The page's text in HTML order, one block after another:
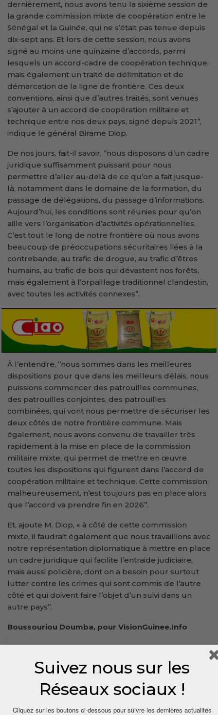
dernièrement, nous avons tenu la sixième session de
la grande commission mixte de coopération entre le
Sénégal et la Guinée, qui ne s’était pas tenue depuis
dix-sept ans. Et lors de cette session, nous avons
signé au moins une quinzaine d’accords, parmi
lesquels un accord-cadre de coopération technique,
mais également un traité de délimitation et de
démarcation de la ligne de frontière. Ces deux
conventions, ainsi que d’autres traités, sont venues
s’ajouter à un accord de coopération militaire et
technique entre nos deux pays, signé depuis 2021’’,
indique le général Birame Diop.
De nos jours, fait-il savoir, ‘’nous disposons d’un cadre
juridique suffisamment puissant pour nous
permettre d’aller au-delà de ce qu’on a fait jusque-
là, notamment dans le domaine de la formation, du
passage de délégations, du passage d’informations.
Aujourd’hui, les conditions sont réunies pour qu’on
aille vers l’organisation d’activités opérationnelles.
C’est tout le long de notre frontière où nous avons
beaucoup de préoccupations sécuritaires liées à la
contrebande, au trafic de drogue, au trafic d’êtres
humains, au trafic de bois qui dévastent nos forêts,
mais également à l’orpaillage traditionnel clandestin,
avec toutes les activités connexes’’.
À l’entendre, ‘’nous sommes dans les meilleures
dispositions pour que dans les meilleurs délais, nous
puissions commencer des patrouilles communes,
des patrouilles conjointes, des patrouilles
combinées, qui vont nous permettre de sécuriser les
deux côtés de notre frontière commune. Mais
également, nous avons convenu de travailler très
rapidement à la mise en place de la commission
militaire mixte, qui permet de mettre en œuvre
toutes les dispositions qui figurent dans l’accord de
coopération militaire et technique. Cette commission,
malheureusement, n’est toujours pas en place alors
que l’accord va prendre fin en 2026’’.
Et, ajoute M. Diop, « à côté de cette commission
mixte, il faudrait également que nous travaillions avec
notre représentation diplomatique à mettre en place
un cadre juridique qui facilite l’entraide judiciaire,
mais aussi policière, dont on a besoin pour surtout
lutter contre les crimes qui sont commis de l’autre
côté et qui doivent faire l’objet d’un suivi dans un
autre pays’’.
Boussouriou Doumba, pour VisionGuinee.Info
00224 622 98 97
boussouriou.bah@visionguinee.info
Suivez nous sur les
Réseaux sociaux !
Cliquez sur les boutons ci-dessous pour suivre les dernières actualités